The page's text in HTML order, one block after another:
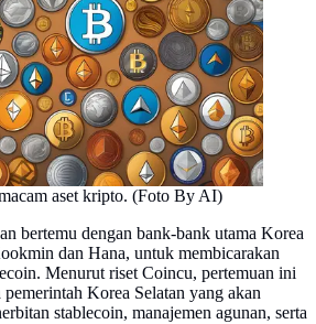
aset kripto. (Foto By AI)
bertemu dengan bank-bank utama Korea
dan Hana, untuk membicarakan
Menurut riset Coincu, pertemuan ini
Korea Selatan yang akan
stablecoin, manajemen agunan, serta